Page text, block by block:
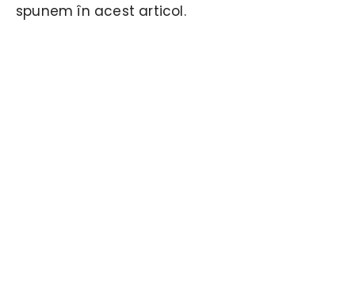
spunem în acest articol.